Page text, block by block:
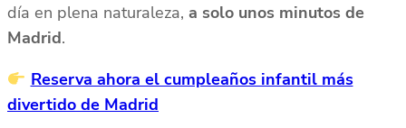
día en plena naturaleza, a solo unos minutos de
Madrid.
Reserva ahora el cumpleaños infantil más
divertido de Madrid